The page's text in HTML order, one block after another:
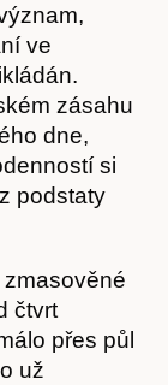
ve
zásahu
dne,
si
podstaty
čtvrt
přes půl
už